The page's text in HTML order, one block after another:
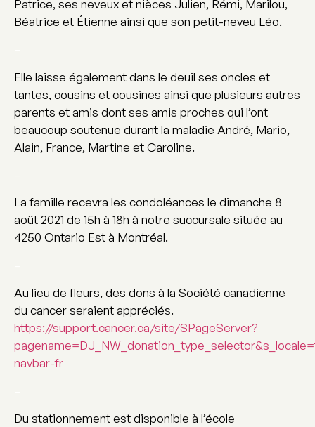
Patrice, ses neveux et nièces Julien, Rémi, Marilou,
Béatrice et Étienne ainsi que son petit-neveu Léo.
Elle laisse également dans le deuil ses oncles et
tantes, cousins et cousines ainsi que plusieurs autres
parents et amis dont ses amis proches qui l’ont
beaucoup soutenue durant la maladie André, Mario,
Alain, France, Martine et Caroline.
La famille recevra les condoléances le dimanche 8
août 2021 de 15h à 18h à notre succursale située au
4250 Ontario Est à Montréal.
Au lieu de fleurs, des dons à la Société canadienne
du cancer seraient appréciés.
https://support.cancer.ca/site/SPageServer?
navbar-fr
Du stationnement est disponible à l’école